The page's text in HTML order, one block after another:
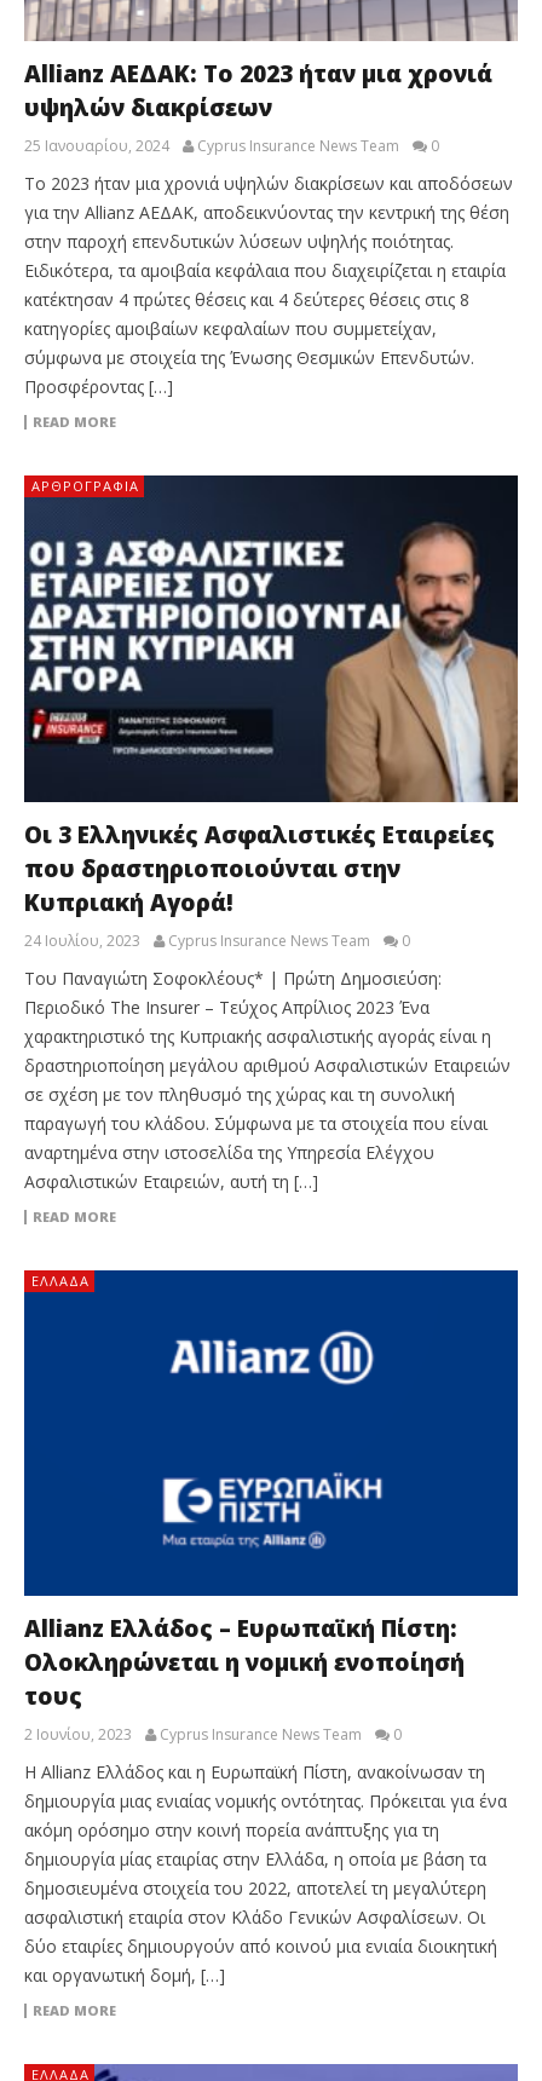
Allianz ΑΕΔΑΚ: To 2023 ήταν μια χρονιά
υψηλών διακρίσεων
25 Ιανουαρίου, 2024 Cyprus Insurance News Team 0
To 2023 ήταν μια χρονιά υψηλών διακρίσεων και αποδόσεων
για την Allianz ΑΕΔΑΚ, αποδεικνύοντας την κεντρική της θέση
στην παροχή επενδυτικών λύσεων υψηλής ποιότητας.
Ειδικότερα, τα αμοιβαία κεφάλαια που διαχειρίζεται η εταιρία
κατέκτησαν 4 πρώτες θέσεις και 4 δεύτερες θέσεις στις 8
κατηγορίες αμοιβαίων κεφαλαίων που συμμετείχαν,
σύμφωνα με στοιχεία της Ένωσης Θεσμικών Επενδυτών.
Προσφέροντας […]
READ MORE
ΑΡΘΡΟΓΡΑΦΊΑ
Οι 3 Ελληνικές Ασφαλιστικές Εταιρείες
που δραστηριοποιούνται στην
Κυπριακή Αγορά!
24 Ιουλίου, 2023 Cyprus Insurance News Team 0
Του Παναγιώτη Σοφοκλέους* | Πρώτη Δημοσιεύση:
Περιοδικό The Insurer – Τεύχος Απρίλιος 2023 Ένα
χαρακτηριστικό της Κυπριακής ασφαλιστικής αγοράς είναι η
δραστηριοποίηση μεγάλου αριθμού Ασφαλιστικών Εταιρειών
σε σχέση με τον πληθυσμό της χώρας και τη συνολική
παραγωγή του κλάδου. Σύμφωνα με τα στοιχεία που είναι
αναρτημένα στην ιστοσελίδα της Υπηρεσία Ελέγχου
Ασφαλιστικών Εταιρειών, αυτή τη […]
READ MORE
ΕΛΛΆΔΑ
Allianz Ελλάδος – Ευρωπαϊκή Πίστη:
Ολοκληρώνεται η νομική ενοποίησή
τους
2 Ιουνίου, 2023 Cyprus Insurance News Team 0
Η Allianz Ελλάδος και η Ευρωπαϊκή Πίστη, ανακοίνωσαν τη
δημιουργία μιας ενιαίας νομικής οντότητας. Πρόκειται για ένα
ακόμη ορόσημο στην κοινή πορεία ανάπτυξης για τη
δημιουργία μίας εταιρίας στην Ελλάδα, η οποία με βάση τα
δημοσιευμένα στοιχεία του 2022, αποτελεί τη μεγαλύτερη
ασφαλιστική εταιρία στον Κλάδο Γενικών Ασφαλίσεων. Οι
δύο εταιρίες δημιουργούν από κοινού μια ενιαία διοικητική
και οργανωτική δομή, […]
READ MORE
ΕΛΛΆΔΑ